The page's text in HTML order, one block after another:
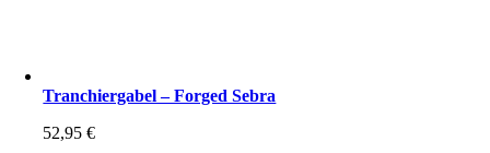
Tranchiergabel – Forged Sebra
52,95€